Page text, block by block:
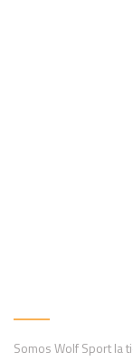
Somos Wolf Sport la